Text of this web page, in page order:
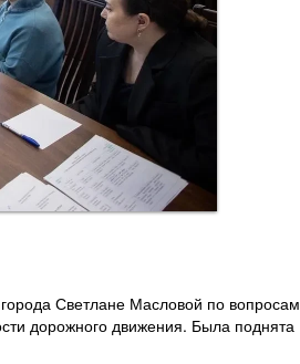
Светлане Масловой по вопросам
дорожного движения. Была поднята